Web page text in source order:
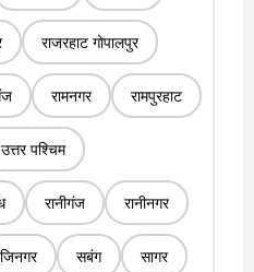
राजरहाट गोपालपुर
रामनगर रामपुरहाट
पश्चिम
रानीगंज रानीनगर
सबंग सागर